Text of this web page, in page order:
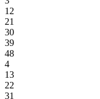
12
21
30
39
48
4
13
22
31